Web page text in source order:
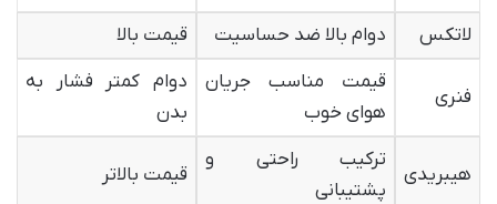
لاتکس
دوام بالا ضد حساسیت قیمت بالا
فنری
قیمت مناسب جریان
هوای خوب
دوام کمتر فشار به
بدن
هیبریدی
ترکیب راحتی و
پشتیبانی
قیمت بالاتر